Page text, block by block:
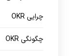
چرایی OKR
چگونگی OKR